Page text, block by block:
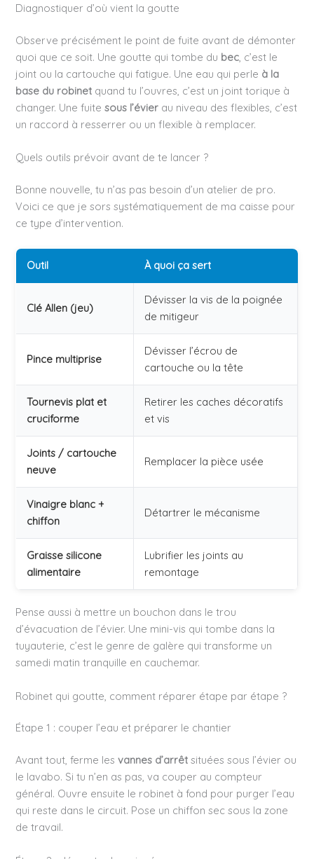
Diagnostiquer d’où vient la goutte
Observe précisément le point de fuite avant de démonter
quoi que ce soit. Une goutte qui tombe du bec , c’est le
joint ou la cartouche qui fatigue. Une eau qui perle à la
base du robinet quand tu l’ouvres, c’est un joint torique à
changer. Une fuitesous l’évier au niveau des flexibles, c’est
un raccord à resserrer ou un flexible à remplacer.
Quels outils prévoir avant de te lancer ?
Bonne nouvelle, tu n’as pas besoin d’un atelier de pro.
Voici ce que je sors systématiquement de ma caisse pour
ce type d’intervention.
Outil À quoi ça sert
Clé Allen (jeu)
Dévisser la vis de la poignée
de mitigeur
Pince multiprise
Dévisser l’écrou de
cartouche ou la tête
Tournevis plat et
cruciforme
Retirer les caches décoratifs
et vis
Joints / cartouche
neuve
Remplacer la pièce usée
Vinaigre blanc +
chiffon
Détartrer le mécanisme
Graisse silicone
alimentaire
Lubrifier les joints au
remontage
Pense aussi à mettre un bouchon dans le trou
d’évacuation de l’évier. Une mini-vis qui tombe dans la
tuyauterie, c’est le genre de galère qui transforme un
samedi matin tranquille en cauchemar.
Robinet qui goutte, comment réparer étape par étape ?
Étape 1 : couper l’eau et préparer le chantier
Avant tout, ferme lesvannes d’arrêt situées sous l’évier ou
le lavabo. Si tu n’en as pas, va couper au compteur
général. Ouvre ensuite le robinet à fond pour purger l’eau
qui reste dans le circuit. Pose un chiffon sec sous la zone
de travail.